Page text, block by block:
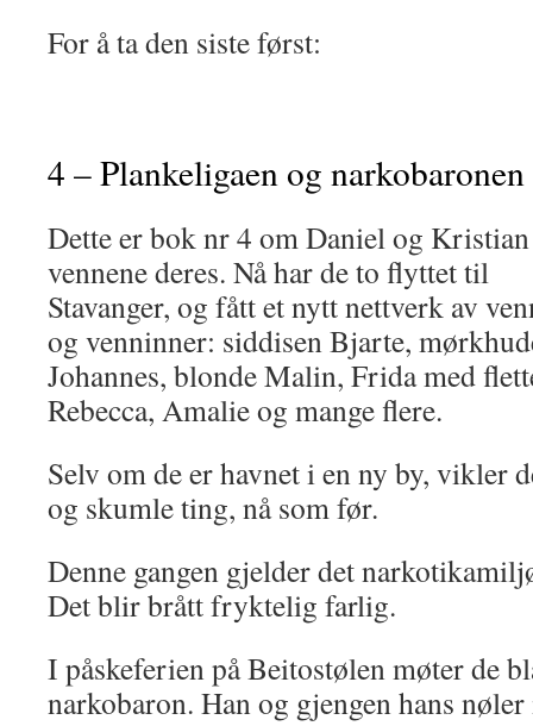
For å ta den siste først:
4 – Plankeligaen og narkobaronen
Dette er bok nr 4 om Daniel og
vennene deres. Nå har de to flyttet til
Stavanger, og fått et nytt nettverk av
og venninner: siddisen Bjarte,
Johannes, blonde Malin, Frida med
Rebecca, Amalie og mange flere.
Selv om de er havnet i en ny by, vikler
og skumle ting, nå som før.
Denne gangen gjelder det
Det blir brått fryktelig farlig.
I påskeferien på Beitostølen møter de
narkobaron. Han og gjengen hans